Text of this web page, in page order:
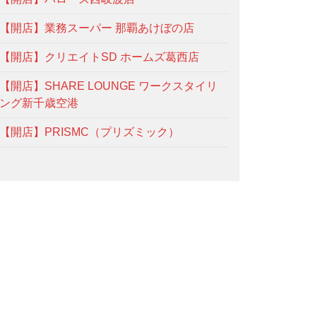
【開店】業務スーパー 那覇あけぼの店
【開店】クリエイトSD ホームズ葛西店
【開店】SHARE LOUNGE ワークスタイリ
ング新千歳空港
【開店】PRISMC（プリズミック）